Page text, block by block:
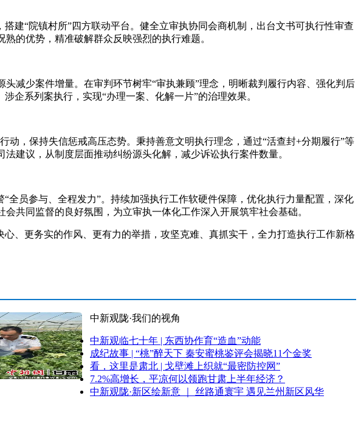
“院镇村所”四方联动平台。健全立审执协同会商机制，出台文书可执行性审查
的优势，精准破解群众反映强烈的执行难题。
少案件增量。在审判环节树牢“审执兼顾”理念，明晰裁判履行内容、强化判后
企系列案执行，实现“办理一案、化解一片”的治理效果。
，保持失信惩戒高压态势。秉持善意文明执行理念，通过“活查封+分期履行”等
建议，从制度层面推动纠纷源头化解，减少诉讼执行案件数量。
员参与、全程发力”。持续加强执行工作软硬件保障，优化执行力量配置，深化
共同监督的良好氛围，为立审执一体化工作深入开展筑牢社会基础。
更务实的作风、更有力的举措，攻坚克难、真抓实干，全力打造执行工作新格
中新观陇·我们的视角
中新观临七十年 | 东西协作育“造血”动能
成纪故事 | “桃”醉天下 秦安蜜桃鉴评会揭晓11个金奖
看，这里是肃北 | 戈壁滩上织就“最密防控网”
7.2%高增长，平凉何以领跑甘肃上半年经济？
中新观陇·新区绘新意 ｜ 丝路通寰宇 遇见兰州新区风华